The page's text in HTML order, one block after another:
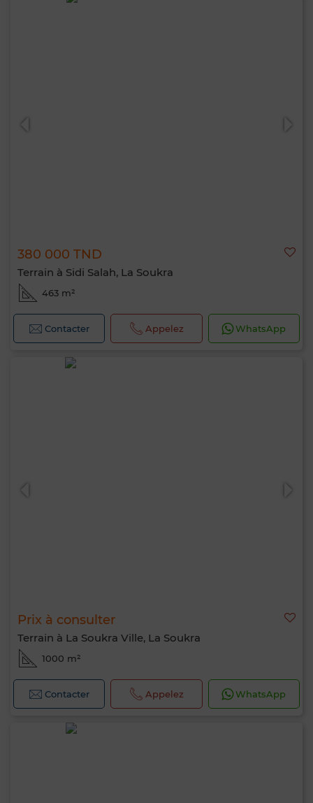
380 000 TND
Terrain à Sidi Salah, La Soukra
463 m²
Contacter Appelez WhatsApp
Prix à consulter
Terrain à La Soukra Ville, La Soukra
1000 m²
Contacter Appelez WhatsApp